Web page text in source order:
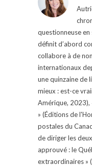
questionneuse
définit d’abord
collabore à de
internationaux
une quinzaine de
mieux : est-ce
Amérique, 2023),
» (Éditions de
postales du
de diriger les
approuvé : le
extraordinaires »